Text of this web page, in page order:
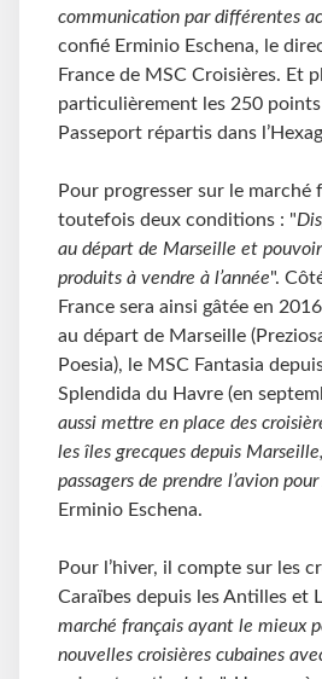
communication par différentes
confié Erminio Eschena, le
France de MSC Croisières. Et
particulièrement les 250
Passeport répartis dans
Pour progresser sur le marché
toutefois deux conditions : "
au départ de Marseille et
produits à vendre à l’année".
France sera ainsi gâtée en
au départ de Marseille
Poesia), le MSC Fantasia
Splendida du Havre (en
aussi mettre en place des
les îles grecques depuis
passagers de prendre l’avion
Erminio Eschena.
Pour l’hiver, il compte sur les
Caraïbes depuis les Antilles et
marché français ayant le mieux
nouvelles croisières cubaines